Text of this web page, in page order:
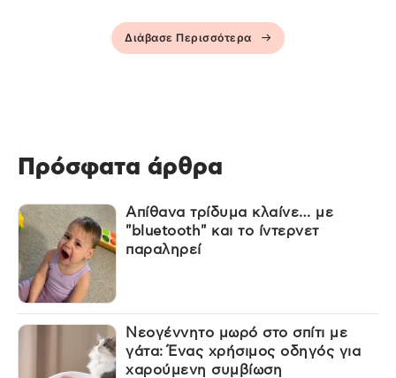
Διάβασε Περισσότερα
Πρόσφατα άρθρα
Απίθανα τρίδυμα κλαίνε… με
"bluetooth" και το ίντερνετ
παραληρεί
Νεογέννητο μωρό στο σπίτι με
γάτα: Ένας χρήσιμος οδηγός για
χαρούμενη συμβίωση